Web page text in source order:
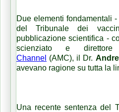
Due elementi fondamentali
del Tribunale dei
pubblicazione scientifica -
scienziato e
Channel (AMC), il Dr.
avevano ragione su tutta la
Una recente sentenza del